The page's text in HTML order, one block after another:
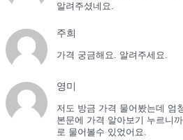
알려주셨네요.
주희
가격 궁금해요. 알려주세요.
영미
저도 방금 가격 물어봤는데 엄
본문에 가격 알아보기 누르니
로 물어볼수 있었어요.